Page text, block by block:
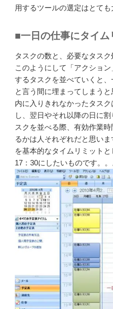
用するツールの選定はとても
■一日の仕事にタイム
タスクの数と、必要なタスク
このようにして「アクショ
するタスクを並べていくと
と言う間に埋まってしまう
内に入りきれなかったタス
し、翌日やそれ以降の日に
スクを並べる際、有効作業
るかは人それぞれだと思い
を基本的なタイムリミット
17：30にしたいものです。。